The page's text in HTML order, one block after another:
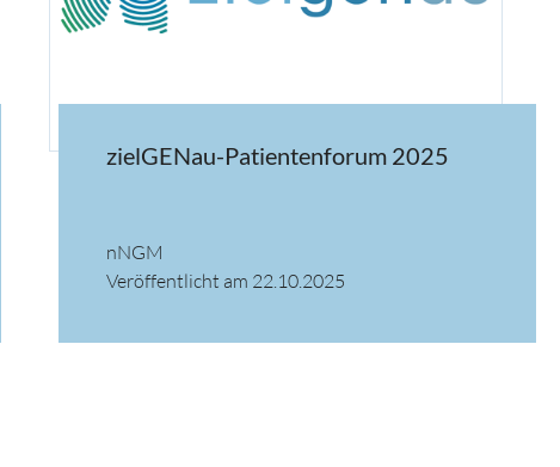
zielGENau-Patientenforum 2025
nNGM
Veröffentlicht am 22.10.2025